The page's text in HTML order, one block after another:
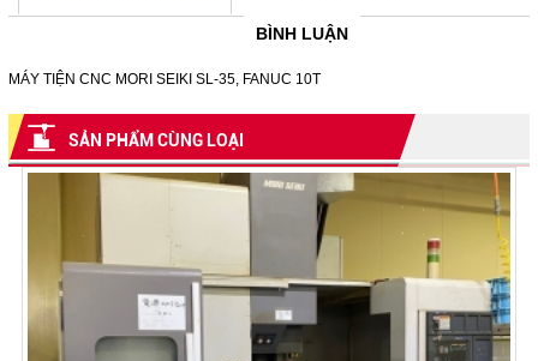
BÌNH LUẬN
MÁY TIỆN CNC MORI SEIKI SL-35, FANUC 10T
SẢN PHẨM CÙNG LOẠI